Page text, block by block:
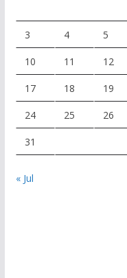
3 4 5
10 11 12
17 18 19
24 25 26
31
« Jul